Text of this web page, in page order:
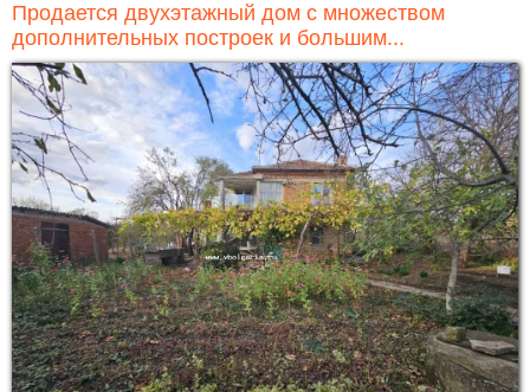
Продается двухэтажный дом с множеством
дополнительных построек и большим...